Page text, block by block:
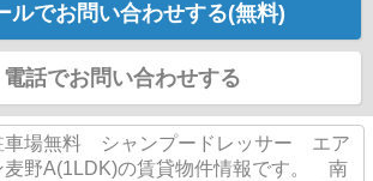
ルでお問い合わせする(無料)
電話でお問い合わせする
場無料 シャンプードレッサー エア
野A(1LDK)の賃貸物件情報です。 南